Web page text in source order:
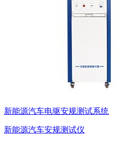
新能源汽车电驱安规测试系统
新能源汽车安规测试仪